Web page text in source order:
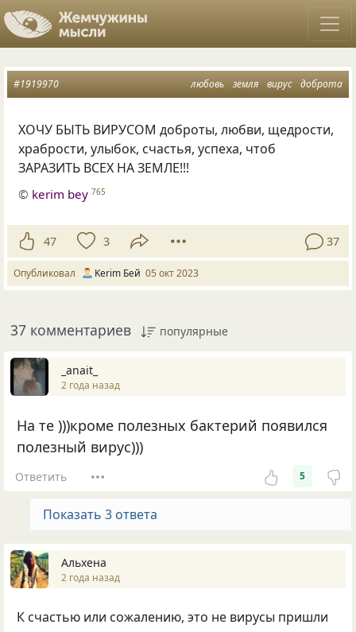
любовь земля вирус доброта
#1919970
ХОЧУ БЫТЬ ВИРУСОМ доброты, любви, щедрости,
храбрости, улыбок, счастья, успеха, чтоб
ЗАРАЗИТЬ ВСЕХ НА ЗЕМЛЕ!!!
© kerim bey 765
47 3 37
Опубликовал Kerim Бей 05 окт 2023
37 комментариев популярные
_anait_
2 года назад
На те )))кроме полезных бактерий появился
полезный вирус)))
Ответить 5
Показать 3 ответа
Альхена
2 года назад
К счастью или сожалению, это не вирусы пришли